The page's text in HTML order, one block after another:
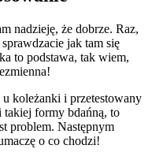
nadzieję, że dobrze. Raz,
jak tam się
to podstawa, tak wiem,
koleżanki i przetestowany
takiej formy bdańną, to
problem. Następnym
o co chodzi!